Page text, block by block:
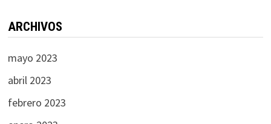
ARCHIVOS
mayo 2023
abril 2023
febrero 2023